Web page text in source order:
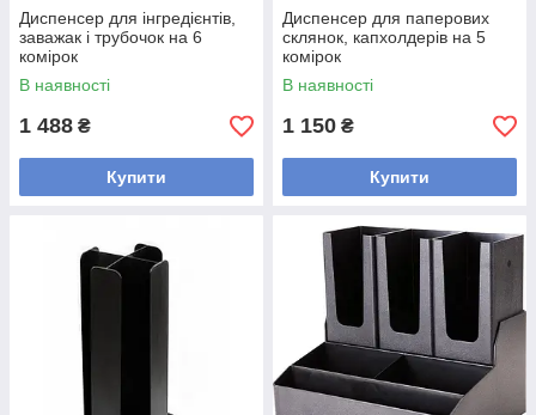
Диспенсер для інгредієнтів,
заважак і трубочок на 6
комірок
В наявності
1 488 ₴
Купити
Диспенсер для паперових
склянок, капхолдерів на 5
комірок
В наявності
1 150 ₴
Купити